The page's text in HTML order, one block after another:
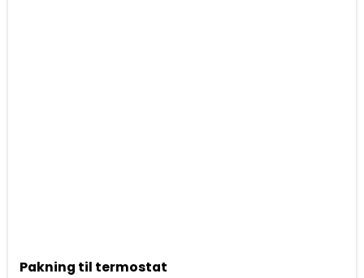
Pakning til termostat